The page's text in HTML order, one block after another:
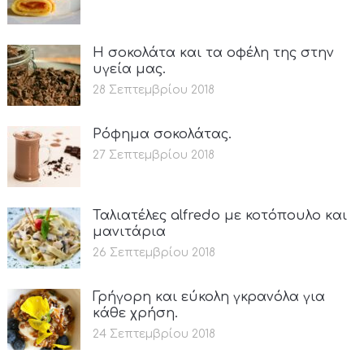
Η σοκολάτα και τα οφέλη της στην
υγεία μας.
28 Σεπτεμβρίου 2018
Ρόφημα σοκολάτας.
27 Σεπτεμβρίου 2018
Ταλιατέλες alfredo με κοτόπουλο και
μανιτάρια
26 Σεπτεμβρίου 2018
Γρήγορη και εύκολη γκρανόλα για
κάθε χρήση.
24 Σεπτεμβρίου 2018